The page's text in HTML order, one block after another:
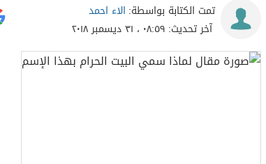
تمت الكتابة بواسطة: الاء احمد
آخر تحديث: ٠٨:٥٩ ، ٣١ ديسمبر ٢٠١٨